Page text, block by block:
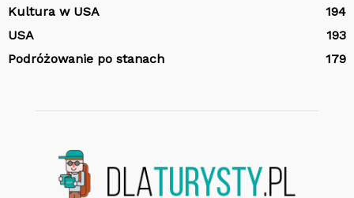
Kultura w USA
194
USA
193
Podróżowanie po stanach
179